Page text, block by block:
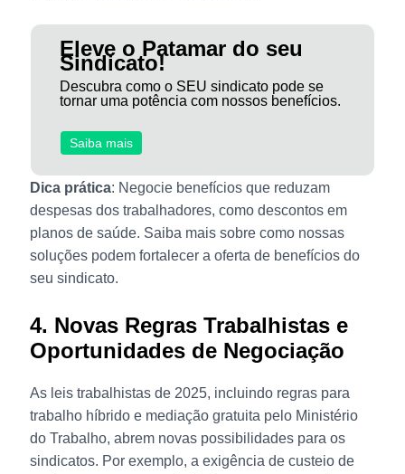
Eleve o Patamar do seu
Sindicato!
Descubra como o SEU sindicato pode se
tornar uma potência com nossos benefícios.
Saiba mais
Dica prática: Negocie benefícios que reduzam
despesas dos trabalhadores, como descontos em
planos de saúde. Saiba mais sobre como nossas
soluções podem fortalecer a oferta de benefícios do
seu sindicato.
4. Novas Regras Trabalhistas e
Oportunidades de Negociação
As leis trabalhistas de 2025, incluindo regras para
trabalho híbrido e mediação gratuita pelo Ministério
do Trabalho, abrem novas possibilidades para os
sindicatos. Por exemplo, a exigência de custeio de